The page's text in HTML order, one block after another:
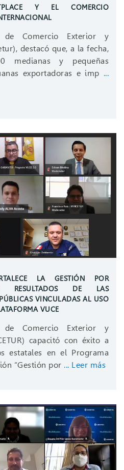
Y EL COMERCIO
de Comercio Exterior y
destacó que, a la fecha,
medianas y pequeñas
exportadoras e imp ...
LA GESTIÓN POR
RESULTADOS DE LAS
VINCULADAS AL USO
VUCE
de Comercio Exterior y
capacitó con éxito a
estatales en el Programa
“Gestión por ... Leer más